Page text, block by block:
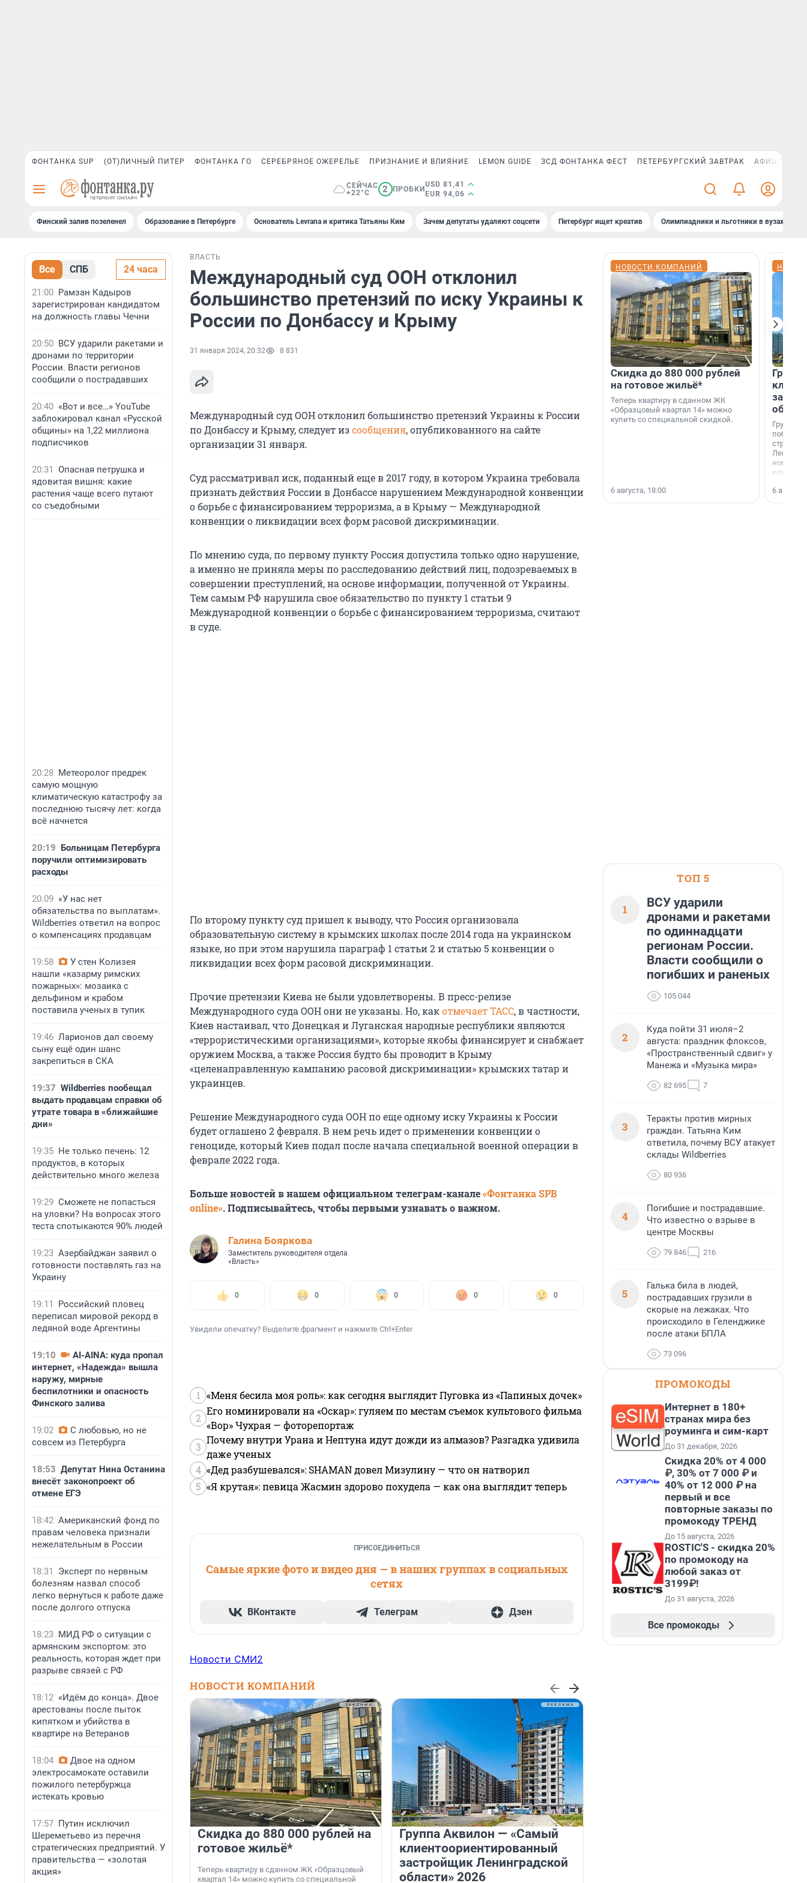
ФОНТАНКА SUP (ОТ)ЛИЧНЫЙ ПИТЕР ФОНТАНКА ГО СЕРЕБРЯНОЕ ОЖЕРЕЛЬЕ ПРИЗНАНИЕ И ВЛИЯНИЕ LEMON GUIDE ЗСД ФОНТАНКА ФЕСТ ПЕТЕРБУРГСКИЙ ЗАВТРАК АФИША PLUS
СЕЙЧАС
+22°C
2 ПРОБКИ
USD 81,41
EUR 94,06
Финский залив позеленел Образование в Петербурге Основатель Levrana и критика Татьяны Ким Зачем депутаты удаляют соцсети Петербург ищет креатив Олимпиадники и льготники в вузах СПб
Все СПБ 24 часа
21:00 Рамзан Кадыров
зарегистрирован кандидатом
на должность главы Чечни
20:50 ВСУ ударили ракетами и
дронами по территории
России. Власти регионов
сообщили о пострадавших
20:40 «Вот и все…» YouTube
заблокировал канал «Русской
общины» на 1,22 миллиона
подписчиков
20:31 Опасная петрушка и
ядовитая вишня: какие
растения чаще всего путают
со съедобными
20:28 Метеоролог предрек
самую мощную
климатическую катастрофу за
последнюю тысячу лет: когда
всё начнется
20:19 Больницам Петербурга
поручили оптимизировать
расходы
20:09 «У нас нет
обязательства по выплатам».
Wildberries ответил на вопрос
о компенсациях продавцам
19:58
У стен Колизея
нашли «казарму римских
пожарных»: мозаика с
дельфином и крабом
поставила ученых в тупик
19:46 Ларионов дал своему
сыну ещё один шанс
закрепиться в СКА
19:37 Wildberries пообещал
выдать продавцам справки об
утрате товара в «ближайшие
дни»
19:35 Не только печень: 12
продуктов, в которых
действительно много железа
19:29 Сможете не попасться
на уловки? На вопросах этого
теста спотыкаются 90% людей
19:23 Азербайджан заявил о
готовности поставлять газ на
Украину
19:11
Российский пловец
переписал мировой рекорд в
ледяной воде Аргентины
19:10
AI-AINA: куда пропал
интернет, «Надежда» вышла
наружу, мирные
беспилотники и опасность
Финского залива
19:02
С любовью, но не
совсем из Петербурга
18:53 Депутат Нина Останина
внесёт законопроект об
отмене ЕГЭ
18:42 Американский фонд по
правам человека признали
нежелательным в России
18:31
Эксперт по нервным
болезням назвал способ
легко вернуться к работе даже
после долгого отпуска
18:23 МИД РФ о ситуации с
армянским экспортом: это
реальность, которая ждет при
разрыве связей с РФ
18:12 «Идём до конца». Двое
арестованы после пыток
кипятком и убийства в
квартире на Ветеранов
18:04
Двое на одном
электросамокате оставили
пожилого петербуржца
истекать кровью
17:57 Путин исключил
Шереметьево из перечня
стратегических предприятий. У
правительства — «золотая
акция»
ВЛАСТЬ
Международный суд ООН отклонил
большинство претензий по иску Украины к
России по Донбассу и Крыму
31 января 2024, 20:32 8 831
Международный суд ООН отклонил большинство претензий Украины к России
по Донбассу и Крыму, следует изсообщения, опубликованного на сайте
организации 31 января.
Суд рассматривал иск, поданный еще в 2017 году, в котором Украина требовала
признать действия России в Донбассе нарушением Международной конвенции
о борьбе с финансированием терроризма, а в Крыму — Международной
конвенции о ликвидации всех форм расовой дискриминации.
По мнению суда, по первому пункту Россия допустила только одно нарушение,
а именно не приняла меры по расследованию действий лиц, подозреваемых в
совершении преступлений, на основе информации, полученной от Украины.
Тем самым РФ нарушила свое обязательство по пункту 1 статьи 9
Международной конвенции о борьбе с финансированием терроризма, считают
в суде.
По второму пункту суд пришел к выводу, что Россия организовала
образовательную систему в крымских школах после 2014 года на украинском
языке, но при этом нарушила параграф 1 статьи 2 и статью 5 конвенции о
ликвидации всех форм расовой дискриминации.
Прочие претензии Киева не были удовлетворены. В пресс-релизе
Международного суда ООН они не указаны. Но, какотмечает ТАСС, в частности,
Киев настаивал, что Донецкая и Луганская народные республики являются
«террористическими организациями», которые якобы финансирует и снабжает
оружием Москва, а также Россия будто бы проводит в Крыму
«целенаправленную кампанию расовой дискриминации» крымских татар и
украинцев.
Решение Международного суда ООН по еще одному иску Украины к России
будет оглашено 2 февраля. В нем речь идет о применении конвенции о
геноциде, который Киев подал после начала специальной военной операции в
феврале 2022 года.
Больше новостей в нашем официальном телеграм-канале«Фонтанка SPB
online». Подписывайтесь, чтобы первыми узнавать о важном.
Галина Бояркова
Заместитель руководителя отдела
«Власть»
0 0 0 0 0
Увидели опечатку? Выделите фрагмент и нажмите Ctrl+Enter
1 «Меня бесила моя роль»: как сегодня выглядит Пуговка из «Папиных дочек»
2
Его номинировали на «Оскар»: гуляем по местам съемок культового фильма
«Вор» Чухрая — фоторепортаж
3
Почему внутри Урана и Нептуна идут дожди из алмазов? Разгадка удивила
даже ученых
4 «Дед разбушевался»: SHAMAN довел Мизулину — что он натворил
5 «Я крутая»: певица Жасмин здорово похудела — как она выглядит теперь
ПРИСОЕДИНИТЬСЯ
Самые яркие фото и видео дня — в наших группах в социальных
сетях
ВКонтакте Телеграм Дзен
Новости СМИ2
НОВОСТИ КОМПАНИЙ
Скидка до 880 000 рублей на
готовое жильё*
Теперь квартиру в сданном ЖК «Образцовый
квартал 14» можно купить со специальной
Группа Аквилон — «Самый
клиентоориентированный
застройщик Ленинградской
области» 2026
НОВОСТИ КОМПАНИЙ
Скидка до 880 000 рублей
на готовое жильё*
Теперь квартиру в сданном ЖК
«Образцовый квартал 14» можно
купить со специальной скидкой.
6 августа, 18:00
Группа
области».
6
ТОП 5
1
ВСУ ударили
дронами и ракетами
по одиннадцати
регионам России.
Власти сообщили о
погибших и раненых
105 044
2
Куда пойти 31 июля–2
августа: праздник флоксов,
«Пространственный сдвиг» у
Манежа и «Музыка мира»
82 695 7
3
Теракты против мирных
граждан. Татьяна Ким
ответила, почему ВСУ атакует
склады Wildberries
80 936
4
Погибшие и пострадавшие.
Что известно о взрыве в
центре Москвы
79 846 216
5
Галька била в людей,
пострадавших грузили в
скорые на лежаках. Что
происходило в Геленджике
после атаки БПЛА
73 096
ПРОМОКОДЫ
Интернет в 180+
странах мира без
роуминга и сим-карт
До 31 декабря, 2026
Скидка 20% от 4 000
₽, 30% от 7 000 ₽ и
40% от 12 000 ₽ на
первый и все
повторные заказы по
промокоду ТРЕНД
До 15 августа, 2026
ROSTIC'S - скидка 20%
по промокоду на
любой заказ от
3199₽!
До 31 августа, 2026
Все промокоды